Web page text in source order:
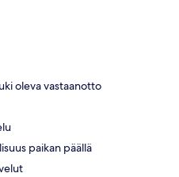
oleva vastaanotto
paikan päällä